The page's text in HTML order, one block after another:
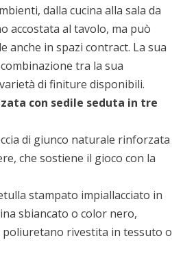
dalla cucina alla sala da
accostata al tavolo, ma può
anche in spazi contract. La sua
tra la sua
di finiture disponibili.
con sedile seduta in tre
di giunco naturale rinforzata
che sostiene il gioco con la
stampato impiallacciato in
sbiancato o color nero,
rivestita in tessuto o